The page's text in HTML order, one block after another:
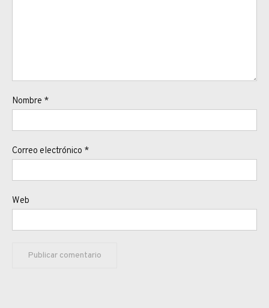
Nombre *
Correo electrónico *
Web